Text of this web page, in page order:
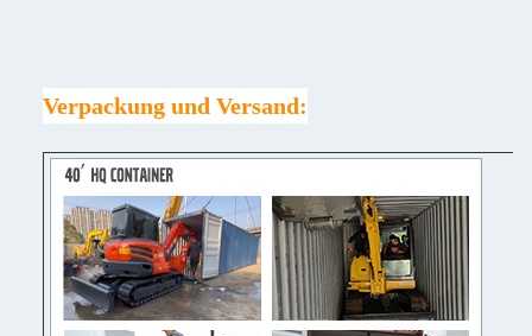
Verpackung und Versand: